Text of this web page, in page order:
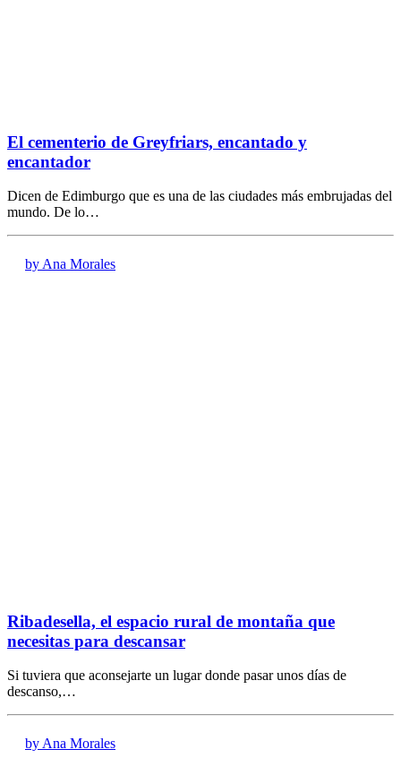
El cementerio de Greyfriars, encantado y
encantador
Dicen de Edimburgo que es una de las ciudades más embrujadas del
mundo. De lo…
by Ana Morales
Ribadesella, el espacio rural de montaña que
necesitas para descansar
Si tuviera que aconsejarte un lugar donde pasar unos días de
descanso,…
by Ana Morales